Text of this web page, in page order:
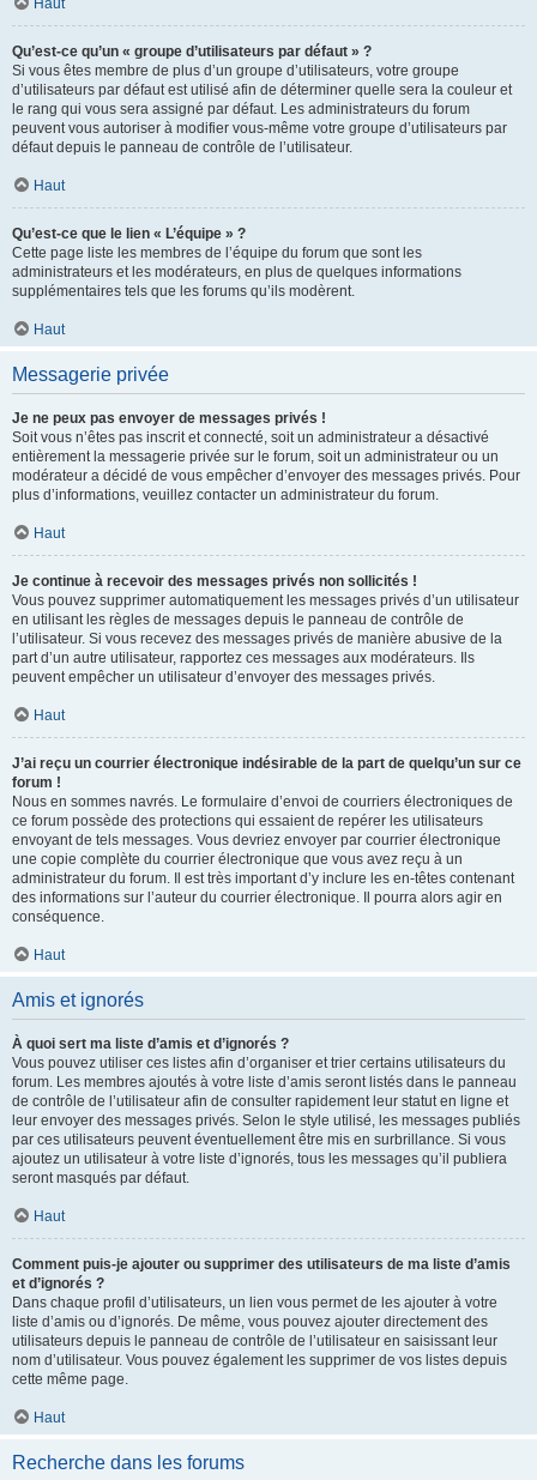
Haut
Qu’est-ce qu’un « groupe d’utilisateurs par défaut » ?
Si vous êtes membre de plus d’un groupe d’utilisateurs, votre groupe
d’utilisateurs par défaut est utilisé afin de déterminer quelle sera la couleur et
le rang qui vous sera assigné par défaut. Les administrateurs du forum
peuvent vous autoriser à modifier vous-même votre groupe d’utilisateurs par
défaut depuis le panneau de contrôle de l’utilisateur.
Haut
Qu’est-ce que le lien « L’équipe » ?
Cette page liste les membres de l’équipe du forum que sont les
administrateurs et les modérateurs, en plus de quelques informations
supplémentaires tels que les forums qu’ils modèrent.
Haut
Messagerie privée
Je ne peux pas envoyer de messages privés !
Soit vous n’êtes pas inscrit et connecté, soit un administrateur a désactivé
entièrement la messagerie privée sur le forum, soit un administrateur ou un
modérateur a décidé de vous empêcher d’envoyer des messages privés. Pour
plus d’informations, veuillez contacter un administrateur du forum.
Haut
Je continue à recevoir des messages privés non sollicités !
Vous pouvez supprimer automatiquement les messages privés d’un utilisateur
en utilisant les règles de messages depuis le panneau de contrôle de
l’utilisateur. Si vous recevez des messages privés de manière abusive de la
part d’un autre utilisateur, rapportez ces messages aux modérateurs. Ils
peuvent empêcher un utilisateur d’envoyer des messages privés.
Haut
J’ai reçu un courrier électronique indésirable de la part de quelqu’un sur ce
forum !
Nous en sommes navrés. Le formulaire d’envoi de courriers électroniques de
ce forum possède des protections qui essaient de repérer les utilisateurs
envoyant de tels messages. Vous devriez envoyer par courrier électronique
une copie complète du courrier électronique que vous avez reçu à un
administrateur du forum. Il est très important d’y inclure les en-têtes contenant
des informations sur l’auteur du courrier électronique. Il pourra alors agir en
conséquence.
Haut
Amis et ignorés
À quoi sert ma liste d’amis et d’ignorés ?
Vous pouvez utiliser ces listes afin d’organiser et trier certains utilisateurs du
forum. Les membres ajoutés à votre liste d’amis seront listés dans le panneau
de contrôle de l’utilisateur afin de consulter rapidement leur statut en ligne et
leur envoyer des messages privés. Selon le style utilisé, les messages publiés
par ces utilisateurs peuvent éventuellement être mis en surbrillance. Si vous
ajoutez un utilisateur à votre liste d’ignorés, tous les messages qu’il publiera
seront masqués par défaut.
Haut
Comment puis-je ajouter ou supprimer des utilisateurs de ma liste d’amis
et d’ignorés ?
Dans chaque profil d’utilisateurs, un lien vous permet de les ajouter à votre
liste d’amis ou d’ignorés. De même, vous pouvez ajouter directement des
utilisateurs depuis le panneau de contrôle de l’utilisateur en saisissant leur
nom d’utilisateur. Vous pouvez également les supprimer de vos listes depuis
cette même page.
Haut
Recherche dans les forums